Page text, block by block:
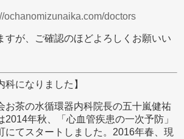
ochanomizunaika.com/doctors
すが、ご確認のほどよろしくお願いい
科になりました】
お茶の水循環器内科院長の五十嵐健祐
2014年秋、「心血管疾患の一次予防」
にてスタートしました。2016年春、現